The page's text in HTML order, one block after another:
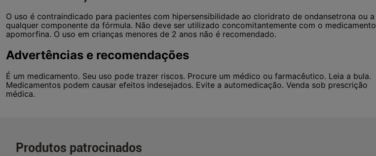
O uso é contraindicado para pacientes com hipersensibilidade ao cloridrato de ondansetrona ou a
qualquer componente da fórmula. Não deve ser utilizado concomitantemente com o medicamento
apomorfina. O uso em crianças menores de 2 anos não é recomendado.
Advertências e recomendações
É um medicamento. Seu uso pode trazer riscos. Procure um médico ou farmacêutico. Leia a bula.
Medicamentos podem causar efeitos indesejados. Evite a automedicação. Venda sob prescrição
médica.
Produtos patrocinados